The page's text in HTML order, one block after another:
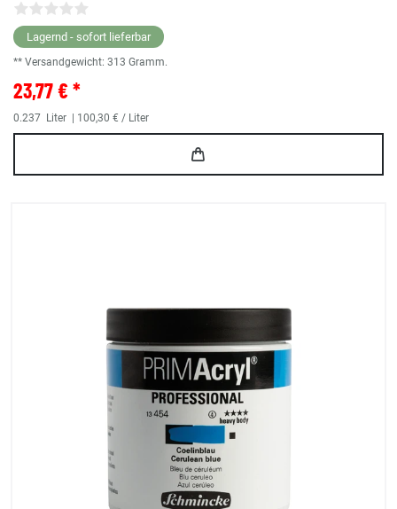
Lagernd - sofort lieferbar
** Versandgewicht: 313 Gramm.
23,77 € *
0.237 Liter | 100,30 € / Liter